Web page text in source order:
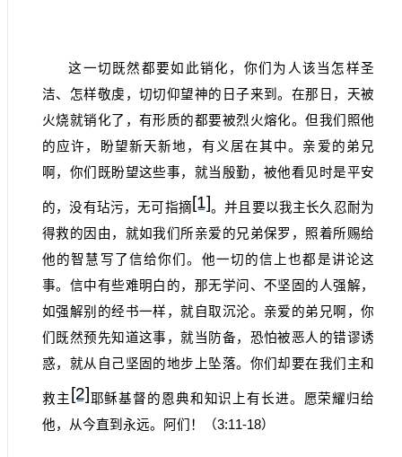
这一切既然都要如此销化，你们为人该当怎样圣
洁、怎样敬虔，切切仰望神的日子来到。在那日，天被
火烧就销化了，有形质的都要被烈火熔化。但我们照他
的应许，盼望新天新地，有义居在其中。亲爱的弟兄
啊，你们既盼望这些事，就当殷勤，被他看见时是平安
的，没有玷污，无可指摘[1]。并且要以我主长久忍耐为
得救的因由，就如我们所亲爱的兄弟保罗，照着所赐给
他的智慧写了信给你们。他一切的信上也都是讲论这
事。信中有些难明白的，那无学问、不坚固的人强解，
如强解别的经书一样，就自取沉沦。亲爱的弟兄啊，你
们既然预先知道这事，就当防备，恐怕被恶人的错谬诱
惑，就从自己坚固的地步上坠落。你们却要在我们主和
救主 [2] 耶稣基督的恩典和知识上有长进。愿荣耀归给
他，从今直到永远。阿们！（3:11-18）